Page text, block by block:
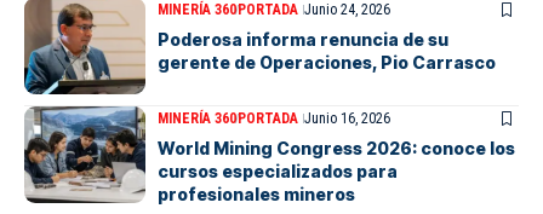
MINERÍA 360PORTADA Junio 24, 2026
Poderosa informa renuncia de su
gerente de Operaciones, Pio Carrasco
MINERÍA 360PORTADA Junio 16, 2026
World Mining Congress 2026: conoce los
cursos especializados para
profesionales mineros